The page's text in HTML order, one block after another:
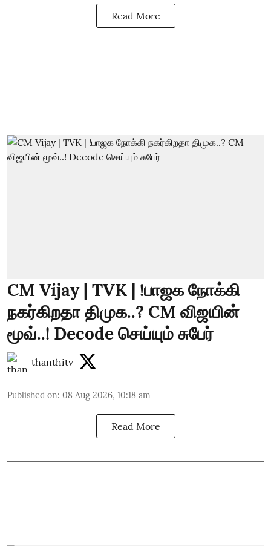
Read More
CM Vijay | TVK | !பாஜக நோக்கி
நகர்கிறதா திமுக..? CM விஜயின்
மூவ்..! Decode செய்யும் சுபேர்
thanthitv
Published on: 08 Aug 2026, 10:18 am
Read More